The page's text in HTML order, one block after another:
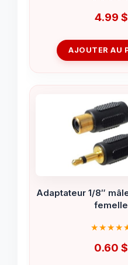
4.99 $
AJOUTER AU
Adaptateur 1/8″
femelle
0.60 $